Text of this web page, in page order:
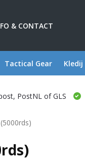
& CONTACT
Tactical Gear Kledij
PostNL of GLS